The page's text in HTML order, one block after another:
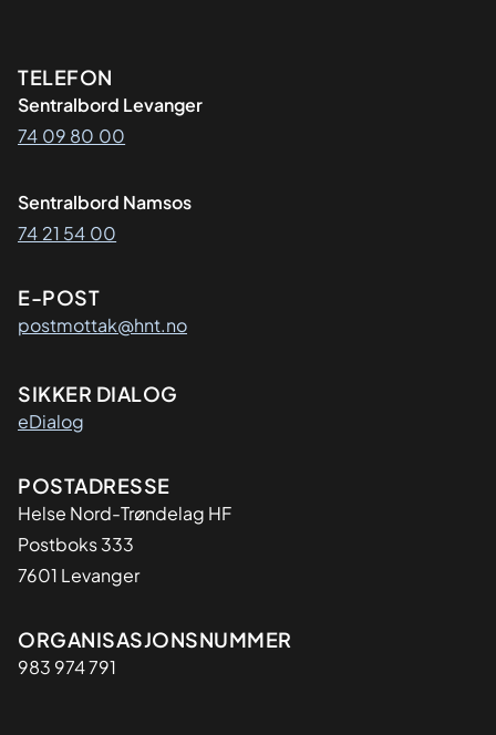
Kontaktinformasjon
TELEFON
Sentralbord Levanger
74 09 80 00
Sentralbord Namsos
74 21 54 00
E-POST
postmottak@hnt.no
SIKKER DIALOG
eDialog
Adresse
POSTADRESSE
Helse Nord-Trøndelag HF
Postboks 333
7601 Levanger
Organisasjon
ORGANISASJONSNUMMER
983 974 791